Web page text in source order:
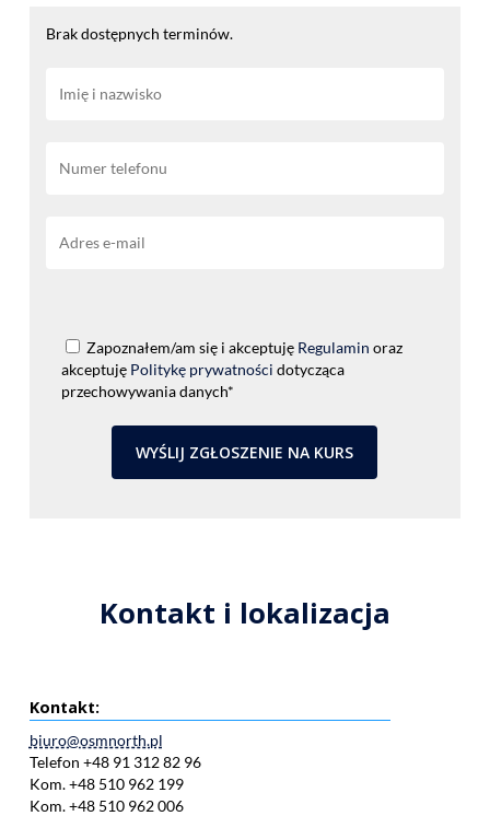
Brak dostępnych terminów.
Zapoznałem/am się i akceptuję Regulamin oraz
akceptuję Politykę prywatności dotycząca
przechowywania danych*
Kontakt i lokalizacja
Kontakt:
biuro@osmnorth.pl
Telefon +48 91 312 82 96
Kom. +48 510 962 199
Kom. +48 510 962 006